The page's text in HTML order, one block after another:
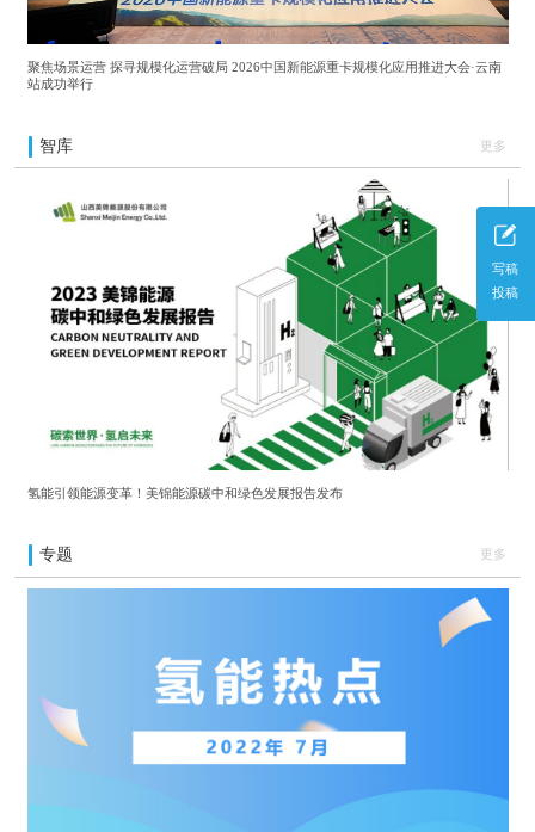
写稿
投稿
聚焦场景运营 探寻规模化运营破局 2026中国新能源重卡规模化应用推进大会·云南
站成功举行
智库 更多
氢能引领能源变革！美锦能源碳中和绿色发展报告发布
专题 更多